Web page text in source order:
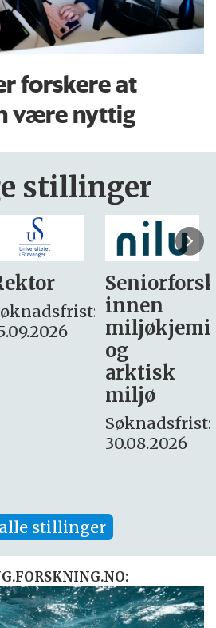
forskere at
være nyttig
stillinger
søker
– fast
Søknadsfrist:
16. august.
stillinger